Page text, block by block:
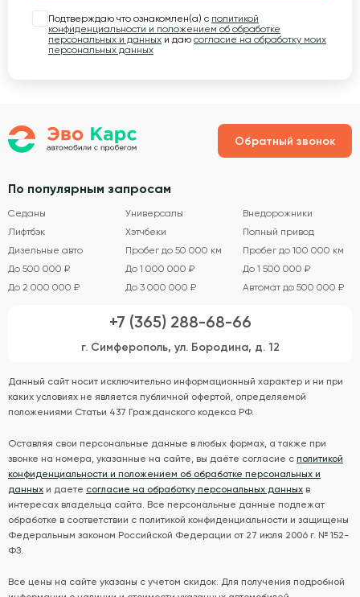
Подтверждаю что ознакомлен(а) с политикой
конфиденциальности и положением об обработке
персональных и данных и даю согласие на обработку моих
персональных данных
Обратный звонок
По популярным запросам
Седаны Универсалы
Внедорожники
Лифтбэк
Хэтчбеки
Полный привод
Дизельные авто
Пробег до 50 000 км
Пробег до 100 000 км
До 500 000 ₽
До 1 000 000 ₽
До 1 500 000 ₽
До 2 000 000 ₽
До 3 000 000 ₽ Автомат до 500 000 ₽
+7 (365) 288-68-66
г. Симферополь, ул. Бородина, д. 12
Данный сайт носит исключительно информационный характер и ни при
каких условиях не является публичной офертой, определяемой
положениями Статьи 437 Гражданского кодекса РФ.
Оставляя свои персональные данные в любых формах, а также при
звонке на номера, указанные на сайте, вы даёте согласие с политикой
конфиденциальности и положением об обработке персональных и
данных и даете согласие на обработку персональных данных в
интересах владельца сайта. Все персональные данные подлежат
обработке в соответствии с политикой конфиденциальности и защищены
Федеральным законом Российской Федерации от 27 июля 2006 г. № 152-
ФЗ.
Все цены на сайте указаны с учетом скидок. Для получения подробной